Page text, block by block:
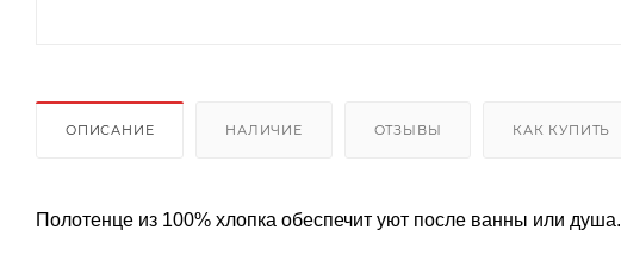
ОПИСАНИЕ НАЛИЧИЕ ОТЗЫВЫ КАК КУПИТЬ
Полотенце из 100% хлопка обеспечит уют после ванны или душа.